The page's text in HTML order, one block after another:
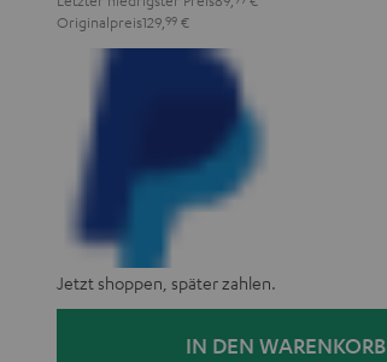
Originalpreis129, 99 €
Jetzt shoppen, später zahlen.
IN DEN WARENKORB